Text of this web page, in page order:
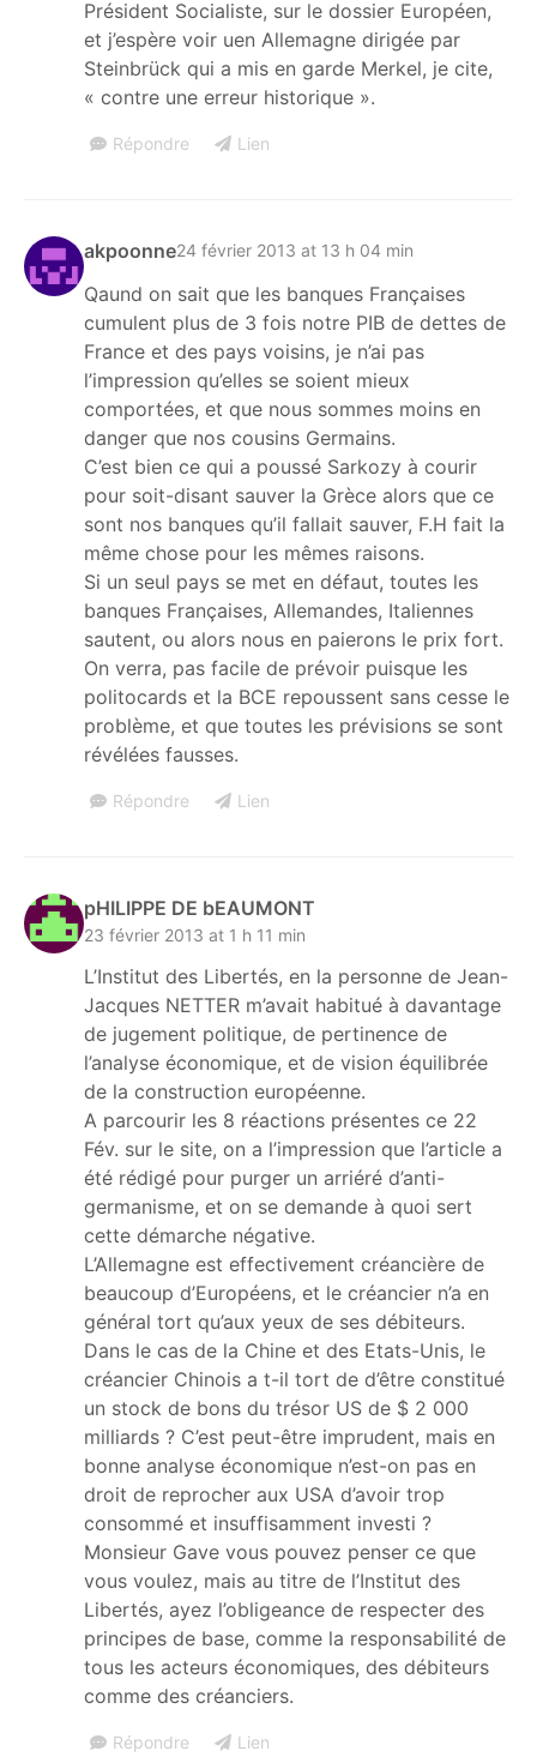
Président Socialiste, sur le dossier Européen,
et j’espère voir uen Allemagne dirigée par
Steinbrück qui a mis en garde Merkel, je cite,
« contre une erreur historique ».
Répondre Lien
akpoonne24 février 2013 at 13 h 04 min
Qaund on sait que les banques Françaises
cumulent plus de 3 fois notre PIB de dettes de
France et des pays voisins, je n’ai pas
l’impression qu’elles se soient mieux
comportées, et que nous sommes moins en
danger que nos cousins Germains.
C’est bien ce qui a poussé Sarkozy à courir
pour soit-disant sauver la Grèce alors que ce
sont nos banques qu’il fallait sauver, F.H fait la
même chose pour les mêmes raisons.
Si un seul pays se met en défaut, toutes les
banques Françaises, Allemandes, Italiennes
sautent, ou alors nous en paierons le prix fort.
On verra, pas facile de prévoir puisque les
politocards et la BCE repoussent sans cesse le
problème, et que toutes les prévisions se sont
révélées fausses.
Répondre Lien
pHILIPPE DE bEAUMONT
23 février 2013 at 1 h 11 min
L’Institut des Libertés, en la personne de Jean-
Jacques NETTER m’avait habitué à davantage
de jugement politique, de pertinence de
l’analyse économique, et de vision équilibrée
de la construction européenne.
A parcourir les 8 réactions présentes ce 22
Fév. sur le site, on a l’impression que l’article a
été rédigé pour purger un arriéré d’anti-
germanisme, et on se demande à quoi sert
cette démarche négative.
L’Allemagne est effectivement créancière de
beaucoup d’Européens, et le créancier n’a en
général tort qu’aux yeux de ses débiteurs.
Dans le cas de la Chine et des Etats-Unis, le
créancier Chinois a t-il tort de d’être constitué
un stock de bons du trésor US de $ 2 000
milliards ? C’est peut-être imprudent, mais en
bonne analyse économique n’est-on pas en
droit de reprocher aux USA d’avoir trop
consommé et insuffisamment investi ?
Monsieur Gave vous pouvez penser ce que
vous voulez, mais au titre de l’Institut des
Libertés, ayez l’obligeance de respecter des
principes de base, comme la responsabilité de
tous les acteurs économiques, des débiteurs
comme des créanciers.
Répondre Lien